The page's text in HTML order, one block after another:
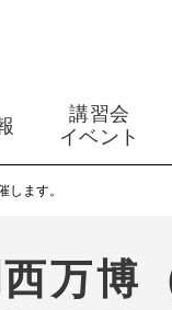
講習会
イベント
ます。
万博